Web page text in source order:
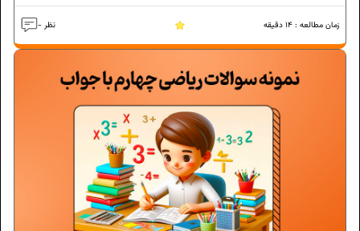
- نظر زمان مطالعه : 14 دقیقه